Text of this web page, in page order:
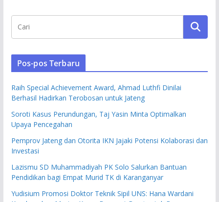
Pos-pos Terbaru
Raih Special Achievement Award, Ahmad Luthfi Dinilai
Berhasil Hadirkan Terobosan untuk Jateng
Soroti Kasus Perundungan, Taj Yasin Minta Optimalkan
Upaya Pencegahan
Pemprov Jateng dan Otorita IKN Jajaki Potensi Kolaborasi dan
Investasi
Lazismu SD Muhammadiyah PK Solo Salurkan Bantuan
Pendidikan bagi Empat Murid TK di Karanganyar
Yudisium Promosi Doktor Teknik Sipil UNS: Hana Wardani